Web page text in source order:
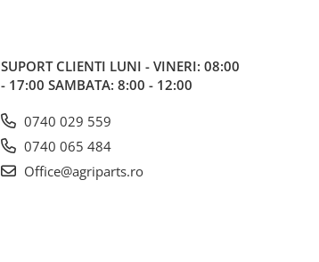
SUPORT CLIENTI LUNI - VINERI: 08:00
- 17:00 SAMBATA: 8:00 - 12:00
0740 029 559
0740 065 484
Office@agriparts.ro